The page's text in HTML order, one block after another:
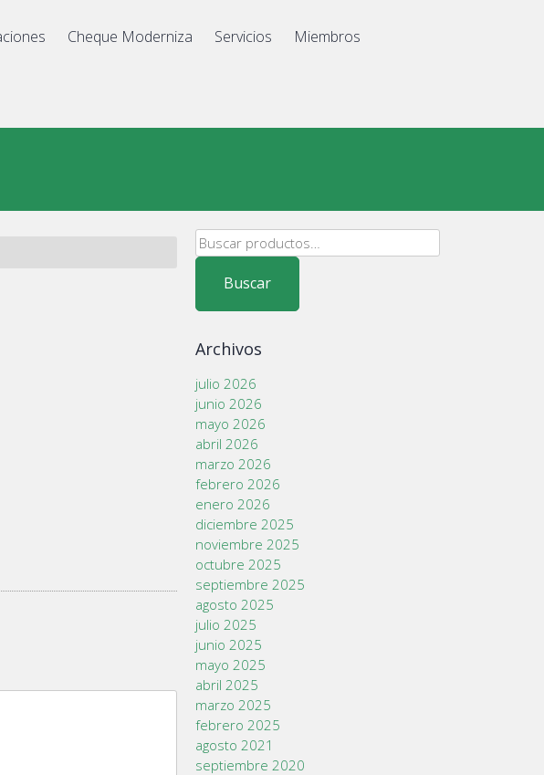
Cheque Moderniza Servicios Miembros
Buscar
por:
Buscar
Archivos
julio 2026
junio 2026
mayo 2026
abril 2026
marzo 2026
febrero 2026
enero 2026
diciembre 2025
noviembre 2025
octubre 2025
septiembre 2025
agosto 2025
julio 2025
junio 2025
mayo 2025
abril 2025
marzo 2025
febrero 2025
agosto 2021
septiembre 2020